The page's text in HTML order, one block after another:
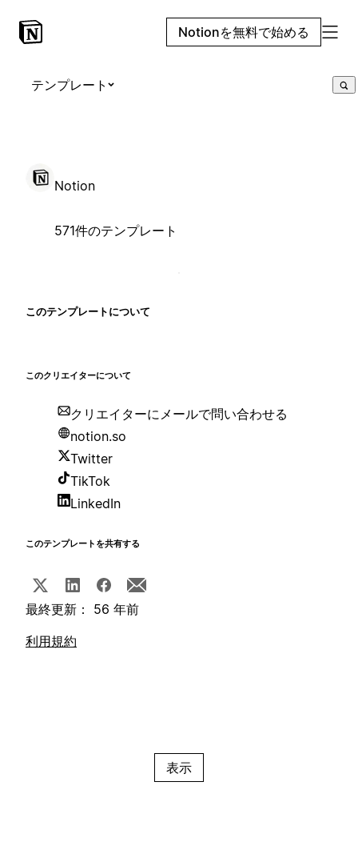
Notionを無料で始める
テンプレート
Notion
571件のテンプレート
このテンプレートについて
このクリエイターについて
クリエイターにメールで問い合わせる
notion.so
Twitter
TikTok
LinkedIn
このテンプレートを共有する
最終更新： 56 年前
利用規約
表示